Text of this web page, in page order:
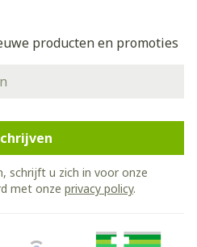
producten en promoties
schrijft u zich in voor onze
met onze privacy policy.